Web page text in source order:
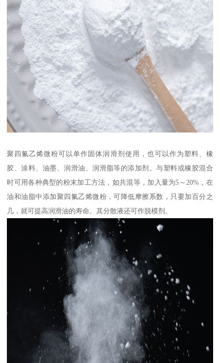
聚四氟乙烯微粉可以单作固体润滑剂使用，也可以作为塑料、橡
胶、涂料、油墨、润滑油、润滑脂等的添加剂。与塑料或橡胶混合
时可用各种典型的粉末加工方法，如共混等，加入量为5～20%，在
油和油脂中添加聚四氟乙烯微粉，可降低摩擦系数，只要加百分之
几，就可提高润滑油的寿命。其分散液还可作脱模剂。